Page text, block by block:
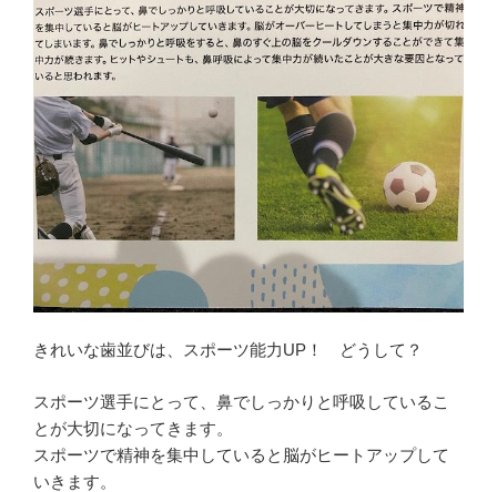
る
に
は
ク
リ
ッ
し
て
く
だ
さ
い
(
新
し
い
ウ
ン
ド
ウ
で
開
ま
す
e
s
t
で
共
(
新
し
い
ウ
ィ
ン
ド
ウ
で
開
き
す
)
r
で
共
有
(
ウ
ン
ド
ウ
で
開
き
ま
す
)
きれいな歯並びは、スポーツ能力UP！ どうして？
スポーツ選手にとって、鼻でしっかりと呼吸しているこ
とが大切になってきます。
スポーツで精神を集中していると脳がヒートアップして
いきます。